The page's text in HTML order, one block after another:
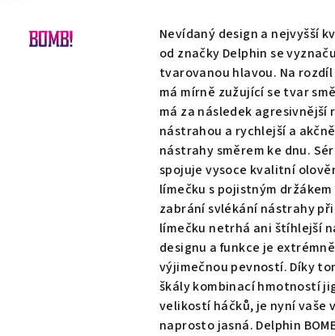
Nevídaný design a nejvyšší
od značky Delphin se
tvarovanou hlavou. Na
má mírně zužující se tvar
má za následek agresivnější
nástrahou a rychlejší a
nástrahy směrem ke dnu.
spojuje vysoce kvalitní
límečku s pojistným
zabrání svlékání nástrahy
límečku netrhá ani štíhlejší
designu a funkce je
výjimečnou pevností. Díky
škály kombinací hmotností
velikostí háčků, je nyní vaše
naprosto jasná. Delphin